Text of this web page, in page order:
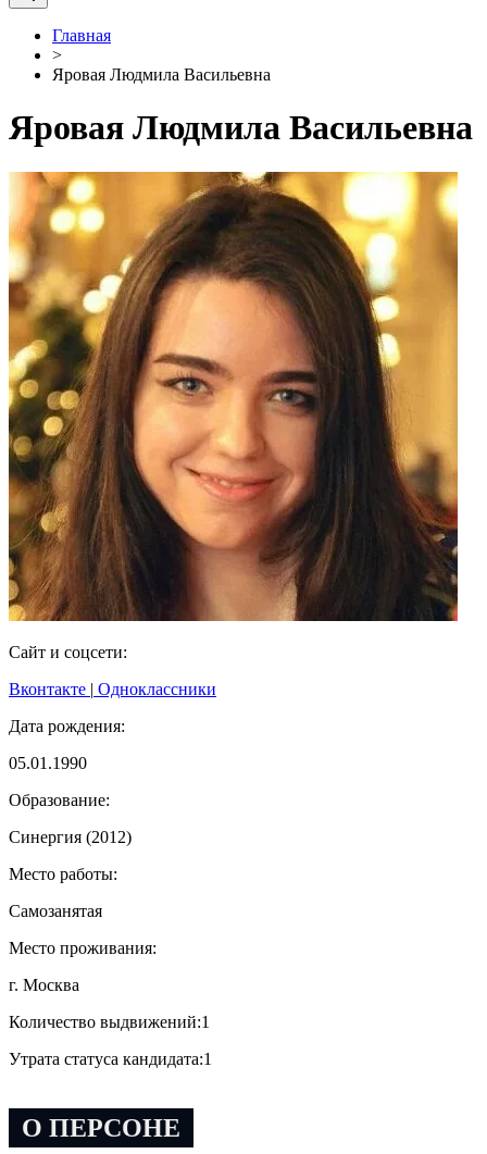
Главная
>
Яровая Людмила Васильевна
Яровая Людмила Васильевна
Сайт и соцсети:
Вконтакте | Одноклассники
Дата рождения:
05.01.1990
Образование:
Синергия (2012)
Место работы:
Самозанятая
Место проживания:
г. Москва
Количество выдвижений:1
Утрата статуса кандидата:1
О ПЕРСОНЕ